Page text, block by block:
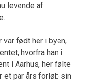
levende af
var født her i byen,
hvorfra han i
i Aarhus, her følte
et par års forløb sin